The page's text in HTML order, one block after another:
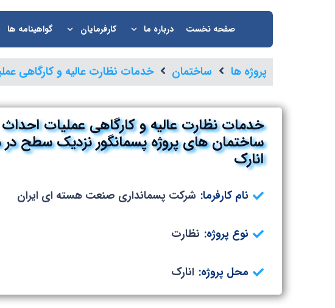
صفحه نخست درباره ما کارفرمایان گواهینامه ها
پروژه ها ساختمان خدمات نظارت عالیه و کارگاهی
خدمات نظارت عالیه و کارگاهی عملیات احداث
ساختمان های پروژه پسمانگور نزدیک سطح در
انارک
نام کارفرما: شرکت پسمانداری صنعت هسته ای ایران
نوع پروژه: نظارت
محل پروژه: انارک